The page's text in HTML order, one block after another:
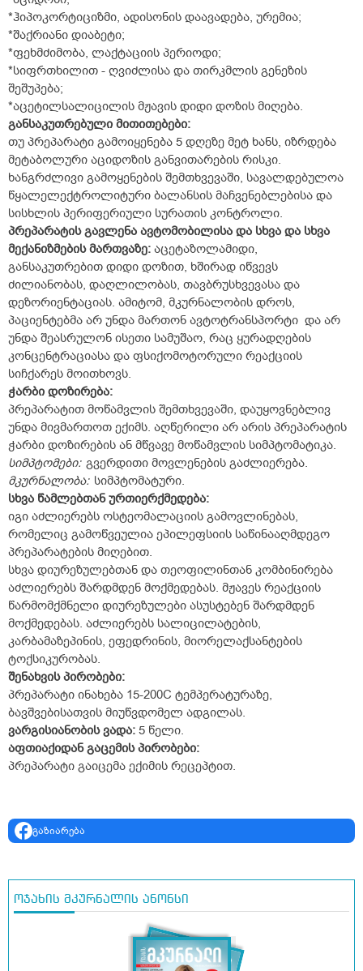
*ჰიპოკორტიციზმი, ადისონის დაავადება, ურემია;
*შაქრიანი დიაბეტი;
*ფეხმძიმობა, ლაქტაციის პერიოდი;
*სიფრთხილით - ღვიძლისა და თირკმლის გენეზის
შეშუპება;
*აცეტილსალიცილის მჟავის დიდი დოზის მიღება.
განსაკუთრებული მითითებები:
თუ პრეპარატი გამოიყენება 5 დღეზე მეტ ხანს, იზრდება
მეტაბოლური აციდოზის განვითარების რისკი.
ხანგრძლივი გამოყენების შემთხვევაში, სავალდებულოა
წყალელექტროლიტური ბალანსის მაჩვენებლებისა და
სისხლის პერიფერიული სურათის კონტროლი.
პრეპარატის გავლენა ავტომობილისა და სხვა და სხვა
მექანიზმების მართვაზე: აცეტაზოლამიდი,
განსაკუთრებით დიდი დოზით, ხშირად იწვევს
ძილიანობას, დაღლილობას, თავბრუსხვევასა და
დეზორიენტაციას. ამიტომ, მკურნალობის დროს,
პაციენტებმა არ უნდა მართონ ავტოტრანსპორტი და არ
უნდა შეასრულონ ისეთი სამუშაო, რაც ყურადღების
კონცენტრაციასა და ფსიქომოტორული რეაქციის
სიჩქარეს მოითხოვს.
ჭარბი დოზირება:
პრეპარატით მოწამვლის შემთხვევაში, დაუყოვნებლივ
უნდა მივმართოთ ექიმს. აღწერილი არ არის პრეპარატის
ჭარბი დოზირების ან მწვავე მოწამვლის სიმპტომატიკა.
სიმპტომები: გვერდითი მოვლენების გაძლიერება.
მკურნალობა: სიმპტომატური.
სხვა წამლებთან ურთიერქმედება:
იგი აძლიერებს ოსტეომალაციის გამოვლინებას,
რომელიც გამოწვეულია ეპილეფსიის საწინააღმდეგო
პრეპარატების მიღებით.
სხვა დიურეზულებთან და თეოფილინთან კომბინირება
აძლიერებს შარდმდენ მოქმედებას. მჟავეს რეაქციის
წარმომქმნელი დიურეზულები ასუსტებენ შარდმდენ
მოქმედებას. აძლიერებს სალიცილატების,
კარბამაზეპინის, ეფედრინის, მიორელაქსანტების
ტოქსიკურობას.
შენახვის პირობები:
პრეპარატი ინახება 15-200C ტემპერატურაზე,
ბავშვებისათვის მიუწვდომელ ადგილას.
ვარგისიანობის ვადა: 5 წელი.
აფთიაქიდან გაცემის პირობები:
პრეპარატი გაიცემა ექიმის რეცეპტით.
გაზიარება
ოჯახის მკურნალის ანონსი